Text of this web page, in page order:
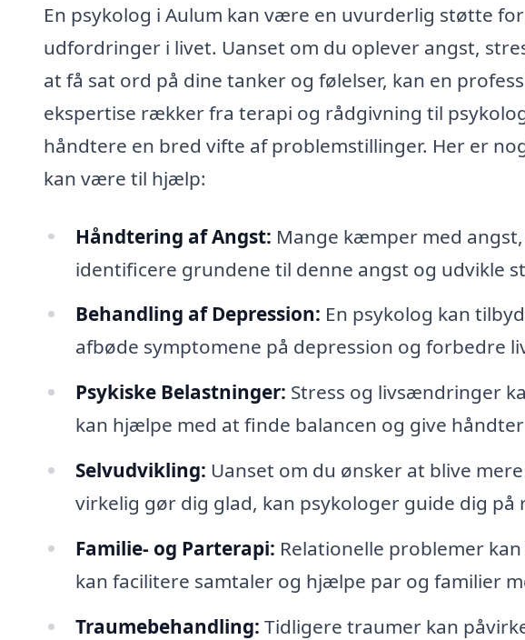
En psykolog i Aulum kan være en uvurderlig støtte
udfordringer i livet. Uanset om du oplever angst,
at få sat ord på dine tanker og følelser, kan en
ekspertise rækker fra terapi og rådgivning til
håndtere en bred vifte af problemstillinger. Her er
kan være til hjælp:
Håndtering af Angst: Mange kæmper med
identificere grundene til denne angst og udvikle
Behandling af Depression: En psykolog kan
afbøde symptomene på depression og forbedre
Psykiske Belastninger: Stress og livsændringer
kan hjælpe med at finde balancen og give
Selvudvikling: Uanset om du ønsker at blive
virkelig gør dig glad, kan psykologer guide dig på
Familie- og Parterapi: Relationelle problemer
kan facilitere samtaler og hjælpe par og familier
Traumebehandling: Tidligere traumer kan